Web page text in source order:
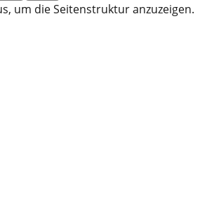
um die Seitenstruktur anzuzeigen.